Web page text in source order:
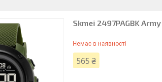
Skmei 2497PAGBK
Немає в наявності
565 ₴